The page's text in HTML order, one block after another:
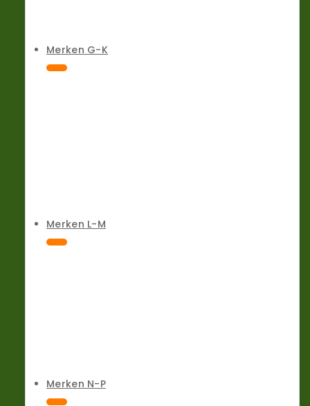
Merken G-K
Merken L-M
Merken N-P